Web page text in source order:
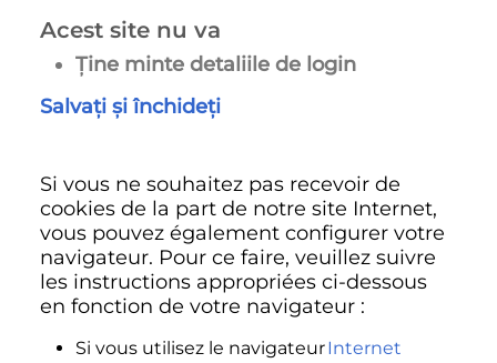
Acest site nu va
Ține minte detaliile de login
Salvați și închideți
Si vous ne souhaitez pas recevoir de
cookies de la part de notre site Internet,
vous pouvez également configurer votre
navigateur. Pour ce faire, veuillez suivre
les instructions appropriées ci-dessous
en fonction de votre navigateur :
Si vous utilisez le navigateurInternet